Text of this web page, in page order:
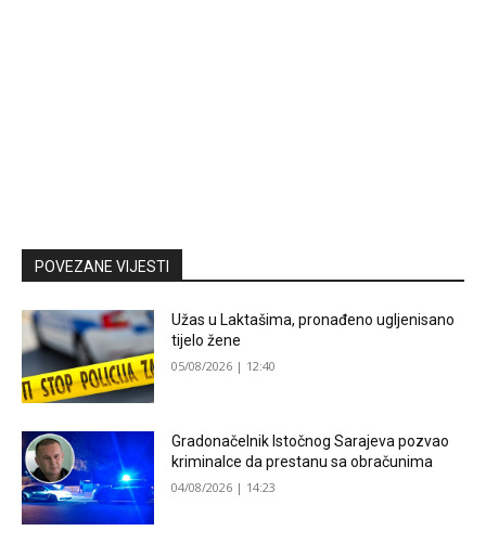
POVEZANE VIJESTI
Užas u Laktašima, pronađeno ugljenisano
tijelo žene
05/08/2026 | 12:40
Gradonačelnik Istočnog Sarajeva pozvao
kriminalce da prestanu sa obračunima
04/08/2026 | 14:23